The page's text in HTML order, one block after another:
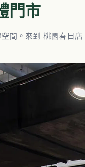
門市
間。來到 桃園春日店